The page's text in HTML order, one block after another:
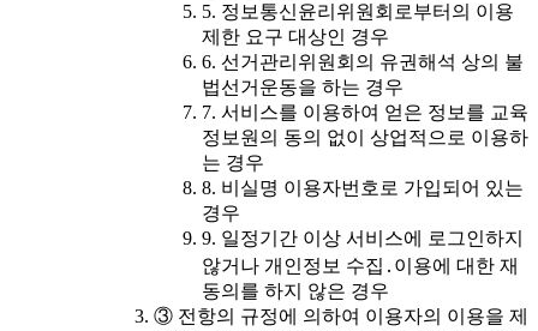
5. 정보통신윤리위원회로부터의 이용
제한 요구 대상인 경우
6. 선거관리위원회의 유권해석 상의 불
법선거운동을 하는 경우
7. 서비스를 이용하여 얻은 정보를 교육
정보원의 동의 없이 상업적으로 이용하
는 경우
8. 비실명 이용자번호로 가입되어 있는
경우
9. 일정기간 이상 서비스에 로그인하지
않거나 개인정보 수집․이용에 대한 재
동의를 하지 않은 경우
③ 전항의 규정에 의하여 이용자의 이용을 제